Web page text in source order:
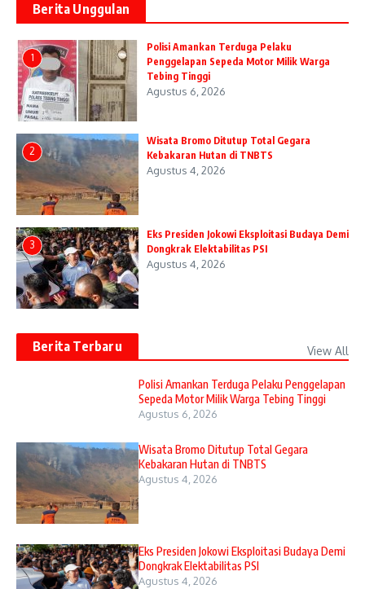
Berita Unggulan
1
Polisi Amankan Terduga Pelaku
Penggelapan Sepeda Motor Milik Warga
Tebing Tinggi
Agustus 6, 2026
2
Wisata Bromo Ditutup Total Gegara
Kebakaran Hutan di TNBTS
Agustus 4, 2026
3
Eks Presiden Jokowi Eksploitasi Budaya Demi
Dongkrak Elektabilitas PSI
Agustus 4, 2026
Berita Terbaru View All
Polisi Amankan Terduga Pelaku Penggelapan
Sepeda Motor Milik Warga Tebing Tinggi
Agustus 6, 2026
Wisata Bromo Ditutup Total Gegara
Kebakaran Hutan di TNBTS
Agustus 4, 2026
Eks Presiden Jokowi Eksploitasi Budaya Demi
Dongkrak Elektabilitas PSI
Agustus 4, 2026